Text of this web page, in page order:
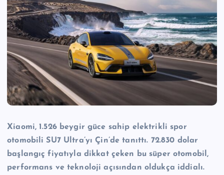
Xiaomi, 1.526 beygir güce sahip elektrikli spor
otomobili SU7 Ultra’yı Çin’de tanıttı. 72.830 dolar
başlangıç fiyatıyla dikkat çeken bu süper otomobil,
performans ve teknoloji açısından oldukça iddialı.